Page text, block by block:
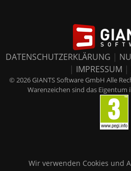
DATENSCHUTZERKLÄRUNG |
| IMPRESSUM |
© 2026 GIANTS Software GmbH Alle
Warenzeichen sind das Eigentum
Wir verwenden Cookies und